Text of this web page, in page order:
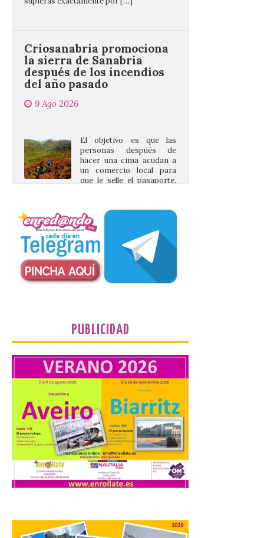
Criosanabria promociona
9 Ago 2026
que le selle el pasaporte,
de este modo también se colabora con el
comercio local sanabrés después de los
graves incendios de 2025. […]
Nace GEO-Arena: un
nuevo deporte creado en
la Universidad de León
para que nadie quede
fuera del juego
9 Ago 2026
Facultad de Ciencias de la
Actividad Física y del
una propuesta que
combina acción rápida, toma de
decisiones y colaboración estratégica sin
que ningún participante quede excluido
del juego. GEO-Arena nace […]
Transportes activa un
dispositivo especial para
facilitar la movilidad
durante el eclipse total de
Sol del 12 de agosto
PUBLICIDAD